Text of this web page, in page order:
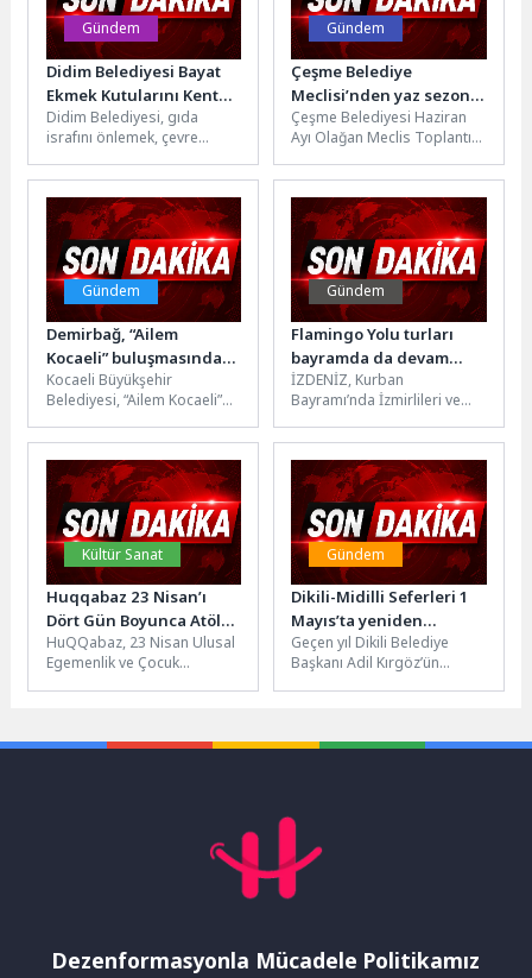
Gündem
Didim Belediyesi Bayat
Ekmek Kutularını Kent
Genelinde
Yaygınlaştırıyor
Didim Belediyesi, gıda
israfını önlemek, çevre
bayat ekmeklerin yeniden
değerlendirilmesini
sağlamak amacıyla...
Gündem
Çeşme Belediye
Meclisi’nden yaz sezonu
kararı: İnşaat yasağı 15
Haziran’da başlıyor
Çeşme Belediyesi Haziran
Ayı Olağan Meclis Toplantısı
yaz sezonunda kent
yaşamının ve turizm...
Gündem
Demirbağ, “Ailem
Kocaeli” buluşmasında
konuştu; “Aile, insanın
ilk mektebidir”
Kocaeli Büyükşehir
Belediyesi, “Ailem Kocaeli”
divan edebiyatına dair
yorumları ve şiirleri ile
tanınan Dr....
Gündem
Flamingo Yolu turları
bayramda da devam
ediyor
İZDENİZ, Kurban
Bayramı’nda İzmirlileri ve
Deltası’nın eşsiz doğasıyla
buluşturacak. Dünyadaki
flamingo nüfusunun...
Kültür Sanat
Huqqabaz 23 Nisan’ı
Dört Gün Boyunca Atölye
Deneyimleriyle Kutluyor
HuQQabaz, 23 Nisan Ulusal
Egemenlik ve Çocuk
Gündem
Dikili-Midilli Seferleri 1
Mayıs’ta yeniden
başlıyor
Geçen yıl Dikili Belediye
Başkanı Adil Kırgöz’ün
Dezenformasyonla Mücadele Politikamız